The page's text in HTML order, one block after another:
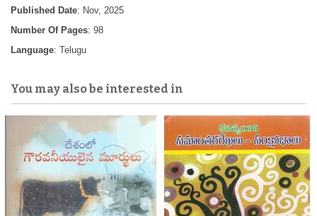
Published Date: Nov, 2025
Number Of Pages: 98
Language: Telugu
You may also be interested in